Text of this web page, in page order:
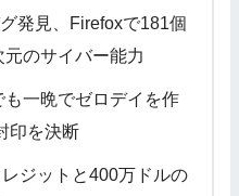
発見、Firefoxで181個
のサイバー能力
一晩でゼロデイを作
印を決断
ジットと400万ドルの